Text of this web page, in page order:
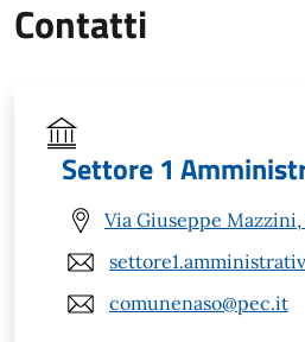
Contatti
Settore 1
Via Giuseppe Mazzini,
comunenaso@pec.it